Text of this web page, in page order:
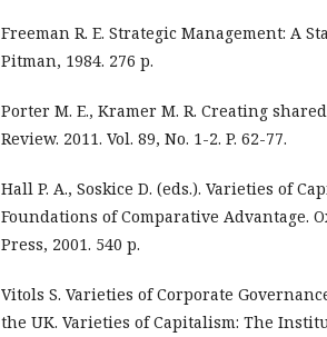
Freeman R. E. Strategic Management: A
Pitman, 1984. 276 p.
Porter M. E., Kramer M. R. Creating
Review. 2011. Vol. 89, No. 1-2. P. 62-77.
Hall P. A., Soskice D. (eds.). Varieties of
Foundations of Comparative Advantage.
Press, 2001. 540 p.
Vitols S. Varieties of Corporate
the UK. Varieties of Capitalism: The